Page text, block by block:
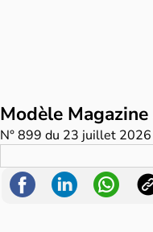
Modèle Magazine
N°899 du 23 juillet 2026